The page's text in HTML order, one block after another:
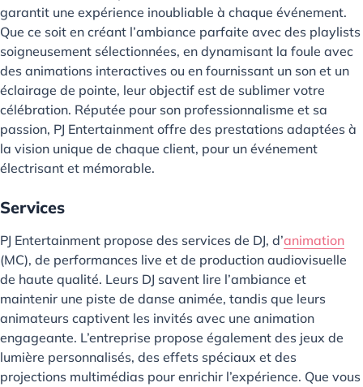
garantit une expérience inoubliable à chaque événement.
Que ce soit en créant l’ambiance parfaite avec des playlists
soigneusement sélectionnées, en dynamisant la foule avec
des animations interactives ou en fournissant un son et un
éclairage de pointe, leur objectif est de sublimer votre
célébration. Réputée pour son professionnalisme et sa
passion, PJ Entertainment offre des prestations adaptées à
la vision unique de chaque client, pour un événement
électrisant et mémorable.
Services
PJ Entertainment propose des services de DJ, d’animation
(MC), de performances live et de production audiovisuelle
de haute qualité. Leurs DJ savent lire l’ambiance et
maintenir une piste de danse animée, tandis que leurs
animateurs captivent les invités avec une animation
engageante. L’entreprise propose également des jeux de
lumière personnalisés, des effets spéciaux et des
projections multimédias pour enrichir l’expérience. Que vous